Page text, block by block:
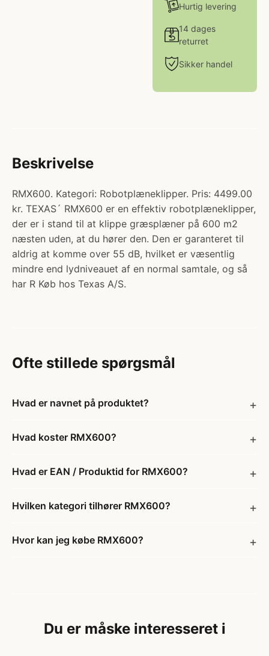
Hurtig levering
14 dages
returret
Sikker handel
Beskrivelse
RMX600. Kategori: Robotplæneklipper. Pris: 4499.00
kr. TEXAS´ RMX600 er en effektiv robotplæneklipper,
der er i stand til at klippe græsplæner på 600 m2
næsten uden, at du hører den. Den er garanteret til
aldrig at komme over 55 dB, hvilket er væsentlig
mindre end lydniveauet af en normal samtale, og så
har R Køb hos Texas A/S.
Ofte stillede spørgsmål
Hvad er navnet på produktet?
Hvad koster RMX600?
Hvad er EAN / Produktid for RMX600?
Hvilken kategori tilhører RMX600?
Hvor kan jeg købe RMX600?
Du er måske interesseret i